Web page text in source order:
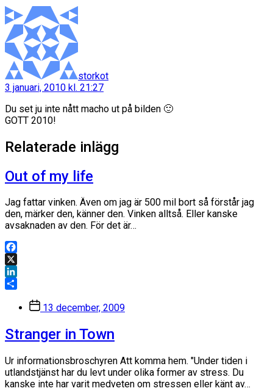
storkot
3 januari, 2010 kl. 21:27
Du set ju inte nått macho ut på bilden 🙂
GOTT 2010!
Relaterade inlägg
Out of my life
Jag fattar vinken. Även om jag är 500 mil bort så förstår jag
den, märker den, känner den. Vinken alltså. Eller kanske
avsaknaden av den. För det är…
Facebook
X
LinkedIn
Inläggsdatum
13 december, 2009
Stranger in Town
Ur informationsbroschyren Att komma hem. "Under tiden i
utlandstjänst har du levt under olika former av stress. Du
kanske inte har varit medveten om stressen eller känt av…